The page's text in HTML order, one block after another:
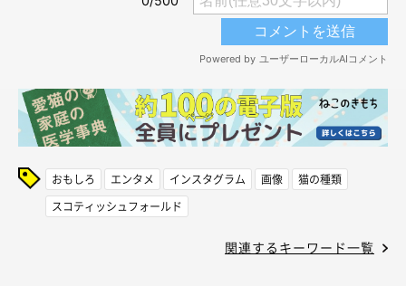
おもしろ エンタメ インスタグラム 画像
猫の種類
スコティッシュフォールド
関連するキーワード一覧